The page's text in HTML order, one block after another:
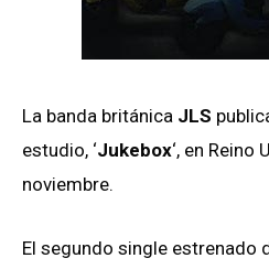
La banda británica JLS
estudio, ‘Jukebox‘, en
noviembre.
El segundo single estrenado